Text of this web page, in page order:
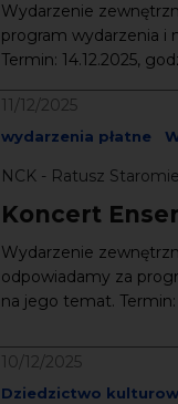
Wydarzenie
program wydarzenia i
Termin: 14.12.2025,
11/12/2025
wydarzenia płatne
NCK - Ratusz
Koncert
Wydarzenie
odpowiadamy za
na jego temat. Termin:
10/12/2025
Dziedzictwo